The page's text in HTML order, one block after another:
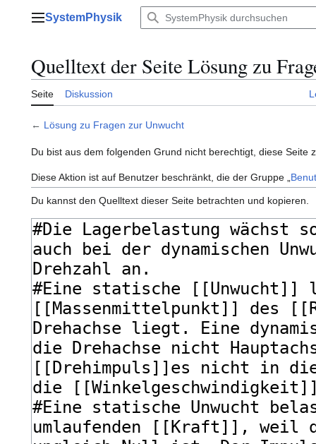
Hauptmenü
SystemPhysik
Quelltext der Seite Lösung zu
Seite Diskussion
← Lösung zu Fragen zur Unwucht
Du bist aus dem folgenden Grund nicht berechtigt, diese Seite
Diese Aktion ist auf Benutzer beschränkt, die der Gruppe „
Du kannst den Quelltext dieser Seite betrachten und kopieren.